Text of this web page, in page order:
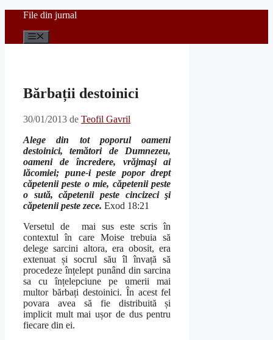
conținut
File din jurnal
Bărbații destoinici
30/01/2013 de Teofil Gavril
Alege din tot poporul oameni
destoinici, temători de Dumnezeu,
oameni de încredere, vrăjmaşi ai
lăcomiei; pune-i peste popor drept
căpetenii peste o mie, căpetenii peste
o sută, căpetenii peste cincizeci şi
căpetenii peste zece. Exod 18:21
Versetul de mai sus este scris în
contextul în care Moise trebuia să
delege sarcini altora, era obosit, era
extenuat și socrul său îl învață să
procedeze înțelept punând din sarcina
sa cu înțelepciune pe umerii mai
multor bărbați destoinici. În acest fel
povara avea să fie distribuită și
implicit mult mai ușor de dus pentru
fiecare din ei.